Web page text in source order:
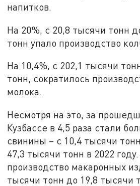
напитков.
На 20%, с 20,8 тысячи тонн
тонн упало производство
На 10,4%, с 202,1 тысячи
тонн, сократилось
молока.
Несмотря на это, за
Кузбассе в 4,5 раза стали
свинины – с 10,4 тысячи
47,3 тысячи тонн в 2022
производство макаронных
тысячи тонн до 19,8 тысячи